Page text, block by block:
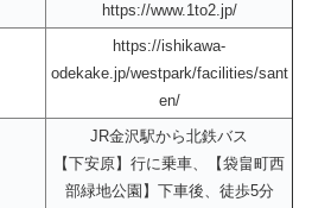
https://www.1to2.jp/
https://ishikawa-
odekake.jp/westpark/facilities/sant
en/
JR金沢駅から北鉄バス
【下安原】行に乗車、【袋畠町西
部緑地公園】下車後、徒歩5分